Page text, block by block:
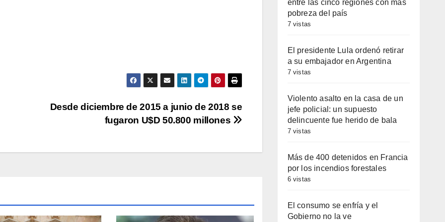
el
volumen.
Desde diciembre de 2015 a junio de 2018 se
fugaron U$D 50.800 millones
entre las cinco regiones con más
pobreza del país
7 vistas
El presidente Lula ordenó retirar
a su embajador en Argentina
7 vistas
Violento asalto en la casa de un
jefe policial: un supuesto
delincuente fue herido de bala
7 vistas
Más de 400 detenidos en Francia
por los incendios forestales
6 vistas
El consumo se enfría y el
Gobierno no la ve